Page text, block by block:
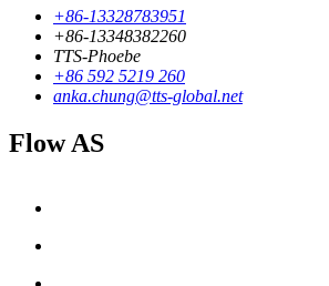
+86-13328783951
+86-13348382260
TTS-Phoebe
+86 592 5219 260
anka.chung@tts-global.net
Flow AS